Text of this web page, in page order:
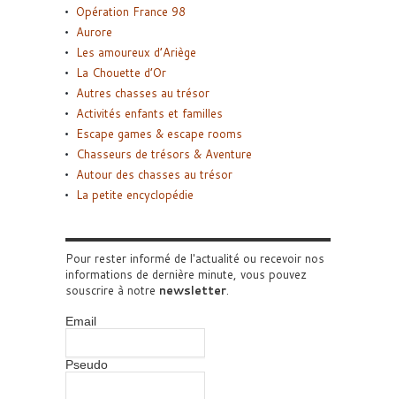
Opération France 98
Aurore
Les amoureux d’Ariège
La Chouette d’Or
Autres chasses au trésor
Activités enfants et familles
Escape games & escape rooms
Chasseurs de trésors & Aventure
Autour des chasses au trésor
La petite encyclopédie
Pour rester informé de l'actualité ou recevoir nos
informations de dernière minute, vous pouvez
souscrire à notre newsletter
Email
Pseudo